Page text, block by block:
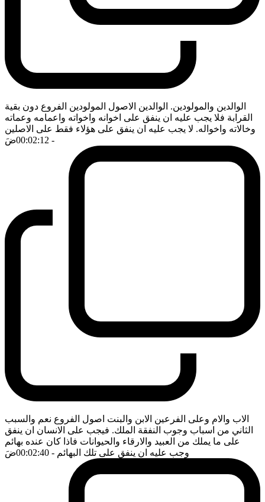
الوالدين والمولودين. الوالدين الاصول المولودين الفروع دون بقية
القرابة فلا يجب عليه ان ينفق على اخوانه واخواته واعمامه وعماته
وخالاته واخواله. لا يجب عليه ان ينفق على هؤلاء فقط على الاصلين
- 00:02:12
ضَ
الاب والام وعلى الفرعين الابن والبنت اصول الفروع نعم والسبب
الثاني من اسباب وجوب النفقة الملك. فيجب على الانسان ان ينفق
على ما يملك من العبيد والارقاء والحيوانات فاذا كان عنده بهائم
وجب عليه ان ينفق على تلك البهائم - 00:02:40 ضَ